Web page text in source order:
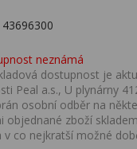
43696300
neznámá
dostupnost je
Peal a.s., U plynárny
osobní odběr na
objednané zboží
v co nejkratší možné